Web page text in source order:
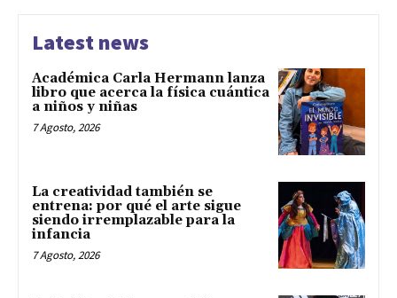
Latest news
Académica Carla Hermann lanza
libro que acerca la física cuántica
a niños y niñas
7 Agosto, 2026
La creatividad también se
entrena: por qué el arte sigue
siendo irremplazable para la
infancia
7 Agosto, 2026